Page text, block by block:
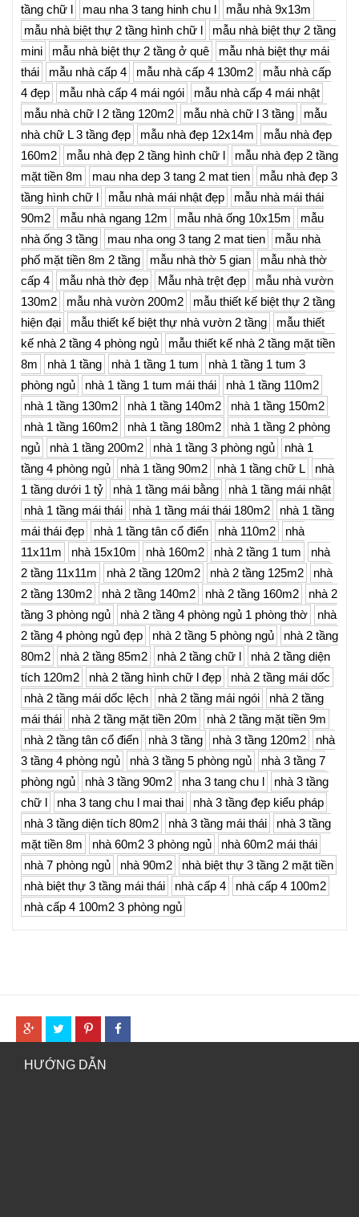
tầng chữ l
mau nha 3 tang hinh chu l
mẫu nhà 9x13m
mẫu nhà biệt thự 2 tầng hình chữ l
mẫu nhà biệt thự 2 tầng
mini
mẫu nhà biệt thự 2 tầng ở quê
mẫu nhà biệt thự mái
thái
mẫu nhà cấp 4 mẫu nhà cấp 4 130m2
mẫu nhà cấp
4 đẹp
mẫu nhà cấp 4 mái ngói
mẫu nhà cấp 4 mái nhật
mẫu nhà chữ l 2 tầng 120m2
mẫu nhà chữ l 3 tầng
mẫu
nhà chữ L 3 tầng đẹp
mẫu nhà đẹp 12x14m
mẫu nhà đẹp
160m2
mẫu nhà đẹp 2 tầng hình chữ l
mẫu nhà đẹp 2 tầng
mặt tiền 8m
mau nha dep 3 tang 2 mat tien
mẫu nhà đẹp 3
tầng hình chữ l
mẫu nhà mái nhật đẹp
mẫu nhà mái thái
90m2
mẫu nhà ngang 12m mẫu nhà ống 10x15m
mẫu
nhà ống 3 tầng
mau nha ong 3 tang 2 mat tien
mẫu nhà
phố mặt tiền 8m 2 tầng
mẫu nhà thờ 5 gian
mẫu nhà thờ
cấp 4
mẫu nhà thờ đẹp Mẫu nhà trệt đẹp
mẫu nhà vườn
130m2
mẫu nhà vườn 200m2
mẫu thiết kế biệt thự 2 tầng
hiện đại
mẫu thiết kế biệt thự nhà vườn 2 tầng
mẫu thiết
kế nhà 2 tầng 4 phòng ngủ
mẫu thiết kế nhà 2 tầng mặt tiền
8m
nhà 1 tầng nhà 1 tầng 1 tum
nhà 1 tầng 1 tum 3
phòng ngủ
nhà 1 tầng 1 tum mái thái
nhà 1 tầng 110m2
nhà 1 tầng 130m2
nhà 1 tầng 140m2
nhà 1 tầng 150m2
nhà 1 tầng 160m2
nhà 1 tầng 180m2
nhà 1 tầng 2 phòng
ngủ
nhà 1 tầng 200m2 nhà 1 tầng 3 phòng ngủ
nhà 1
tầng 4 phòng ngủ
nhà 1 tầng 90m2 nhà 1 tầng chữ L
nhà
1 tầng dưới 1 tỷ
nhà 1 tầng mái bằng
nhà 1 tầng mái nhật
nhà 1 tầng mái thái
nhà 1 tầng mái thái 180m2
nhà 1 tầng
mái thái đẹp
nhà 1 tầng tân cổ điển nhà 110m2
nhà
11x11m
nhà 15x10m nhà 160m2 nhà 2 tầng 1 tum
nhà
2 tầng 11x11m
nhà 2 tầng 120m2 nhà 2 tầng 125m2
nhà
2 tầng 130m2
nhà 2 tầng 140m2 nhà 2 tầng 160m2
nhà 2
tầng 3 phòng ngủ
nhà 2 tầng 4 phòng ngủ 1 phòng thờ
nhà
2 tầng 4 phòng ngủ đẹp
nhà 2 tầng 5 phòng ngủ
nhà 2 tầng
80m2
nhà 2 tầng 85m2 nhà 2 tầng chữ l
nhà 2 tầng diện
tích 120m2
nhà 2 tầng hình chữ l đẹp
nhà 2 tầng mái dốc
nhà 2 tầng mái dốc lệch
nhà 2 tầng mái ngói
nhà 2 tầng
mái thái
nhà 2 tầng mặt tiền 20m
nhà 2 tầng mặt tiền 9m
nhà 2 tầng tân cổ điển
nhà 3 tầng nhà 3 tầng 120m2
nhà
3 tầng 4 phòng ngủ
nhà 3 tầng 5 phòng ngủ
nhà 3 tầng 7
phòng ngủ
nhà 3 tầng 90m2 nha 3 tang chu l
nhà 3 tầng
chữ l
nha 3 tang chu l mai thai
nhà 3 tầng đẹp kiểu pháp
nhà 3 tầng diện tích 80m2
nhà 3 tầng mái thái
nhà 3 tầng
mặt tiền 8m
nhà 60m2 3 phòng ngủ
nhà 60m2 mái thái
nhà 7 phòng ngủ
nhà 90m2
nhà biệt thự 3 tầng 2 mặt tiền
nhà biệt thự 3 tầng mái thái
nhà cấp 4
nhà cấp 4 100m2
nhà cấp 4 100m2 3 phòng ngủ
HƯỚNG DẪN